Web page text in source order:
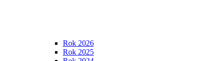
Rok 2026
Rok 2025